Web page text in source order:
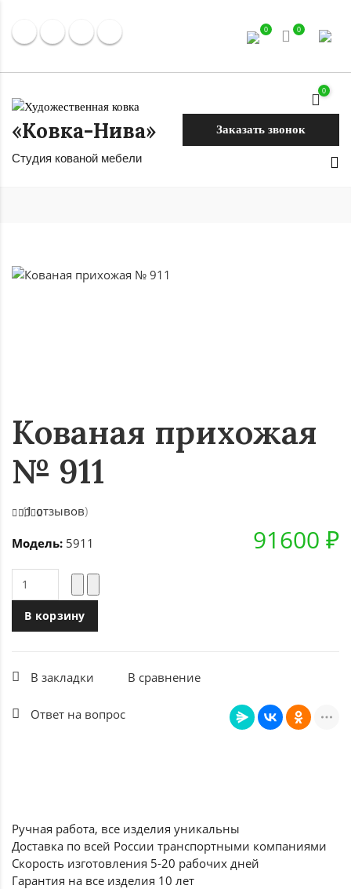
0 0
«Ковка-Нива»
Студия кованой мебели
0
Заказать звонок
Кованая прихожая
№ 911
(1 отзывов)
91600 ₽
Модель: 5911
В корзину
В закладки В сравнение
Ответ на вопрос
Ручная работа, все изделия уникальны
Доставка по всей России транспортными компаниями
Скорость изготовления 5-20 рабочих дней
Гарантия на все изделия 10 лет